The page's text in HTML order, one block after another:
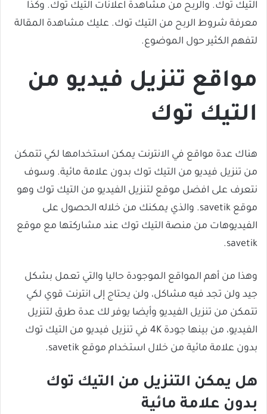
التيك توك. والربح من مشاهدة اعلانات التيك توك. وكذا
معرفة شروط الربح من التيك توك. عليك مشاهدة المقالة
لتفهم الكثير حول الموضوع.
مواقع تنزيل فيديو من
التيك توك
هناك عدة مواقع في الانترنت يمكن استخدامها لكي تتمكن
من تنزيل فيديو من التيك توك بدون علامة مائية. وسوف
نتعرف على افضل موقع لتنزيل الفيديو من التيك توك وهو
موقع savetik. والذي يمكنك من خلاله الحصول على
الفيديوهات من منصة التيك توك عند مشاركتها مع موقع
savetik.
وهذا من أهم المواقع الموجودة حاليا والتي تعمل بشكل
جيد ولن تجد فيه مشاكل، ولن يحتاج إلى انترنت قوي لكي
تتمكن من تنزيل الفيديو وأيضا يوفر لك عدة طرق لتنزيل
الفيديو، من بينها جودة 4K في تنزيل فيديو من التيك توك
بدون علامة مائية من خلال استخدام موقع savetik.
هل يمكن التنزيل من التيك توك
بدون علامة مائية